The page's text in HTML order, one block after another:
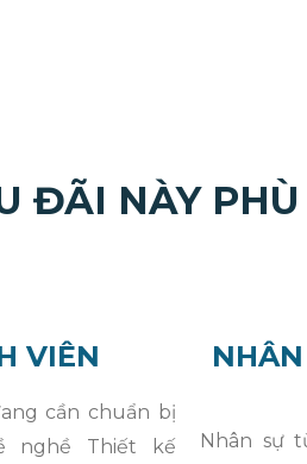
ĐÃI NÀY
VIÊN
cần chuẩn bị
nghề Thiết kế
Nhân sự